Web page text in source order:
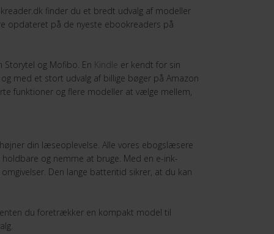
finder du et bredt udvalg af modeller
opdateret på de nyeste ebookreaders på
og Mofibo. En Kindle er kendt for sin
med et stort udvalg af billige bøger på Amazon
funktioner og flere modeller at vælge mellem,
din læseoplevelse. Alle vores ebogslæsere
og nemme at bruge. Med en e-ink-
Den lange batteritid sikrer, at du kan
du foretrækker en kompakt model til